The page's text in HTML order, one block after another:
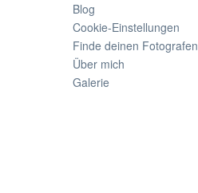
Blog
Cookie-Einstellungen
Finde deinen Fotografen
Über mich
Galerie